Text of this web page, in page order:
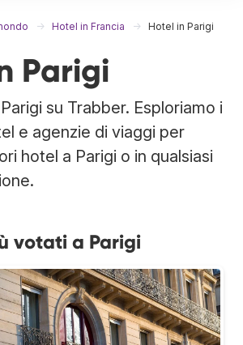
Hotel in Francia Hotel in Parigi
Parigi
su Trabber. Esploriamo i
e agenzie di viaggi per
hotel a Parigi o in qualsiasi
votati a Parigi